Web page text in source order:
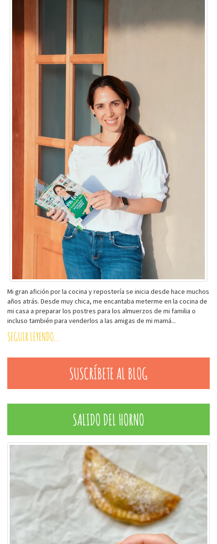
Mi gran afición por la cocina y repostería se inicia desde hace muchos
años atrás. Desde muy chica, me encantaba meterme en la cocina de
mi casa a preparar los postres para los almuerzos de mi familia o
incluso también para venderlos a las amigas de mi mamá...
SEGUIR LEYENDO...
SUSCRÍBETE AL BLOG
SALIDO DEL HORNO